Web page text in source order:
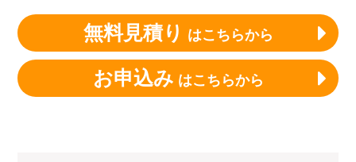
無料見積り はこちらから
お申込み はこちらから